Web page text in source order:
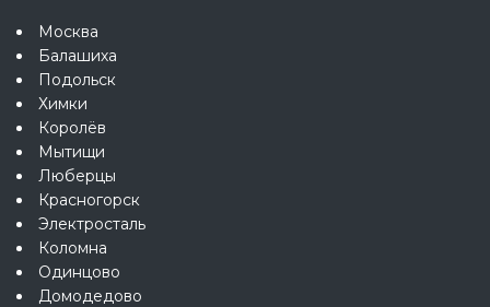
Москва
Балашиха
Подольск
Химки
Королёв
Мытищи
Люберцы
Красногорск
Электросталь
Коломна
Одинцово
Домодедово